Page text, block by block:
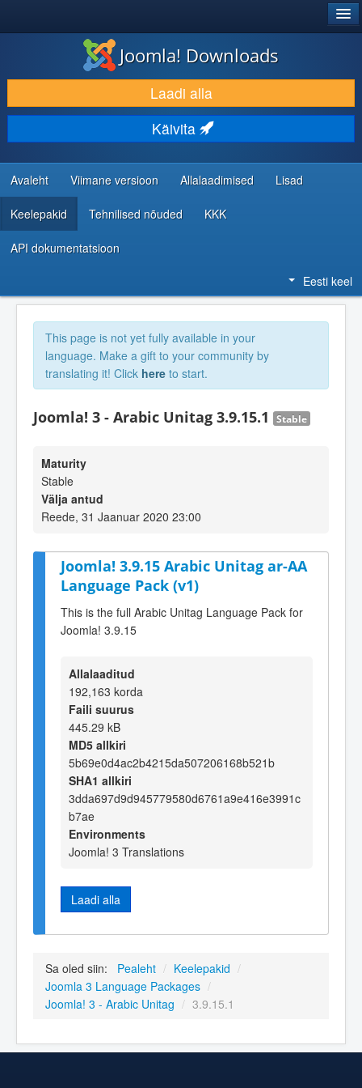
LAADI ALLA JA LAIENDA
AVASTA JA ÕPI
KOGUKOND JA KASUTAJATUGI
RESSURSID ARENDAJATELE
Joomla! Downloads
Laadi alla
Käivita
Avaleht Viimane versioon Allalaadimised Lisad
Keelepakid Tehnilised nõuded KKK
API dokumentatsioon
Eesti keel
This page is not yet fully available in your
language. Make a gift to your community by
translating it! Click here to start.
Joomla! 3 - Arabic Unitag 3.9.15.1 Stable
Maturity
Stable
Välja antud
Reede, 31 Jaanuar 2020 23:00
Joomla! 3.9.15 Arabic Unitag ar-AA
Language Pack (v1)
This is the full Arabic Unitag Language Pack for
Joomla! 3.9.15
Allalaaditud
192,163 korda
Faili suurus
445.29 kB
MD5 allkiri
5b69e0d4ac2b4215da507206168b521b
SHA1 allkiri
3dda697d9d945779580d6761a9e416e3991c
b7ae
Environments
Joomla! 3 Translations
Laadi alla
Sa oled siin: Pealeht / Keelepakid /
Joomla 3 Language Packages /
Joomla! 3 - Arabic Unitag / 3.9.15.1